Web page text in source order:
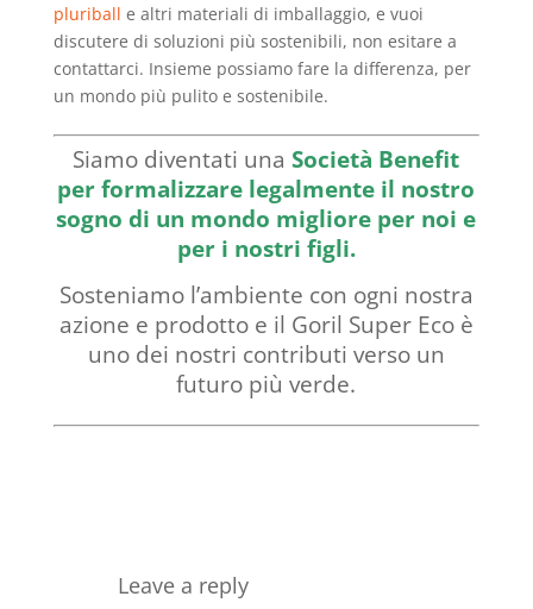
pluriball e altri materiali di imballaggio, e vuoi
discutere di soluzioni più sostenibili, non esitare a
contattarci. Insieme possiamo fare la differenza, per
un mondo più pulito e sostenibile.
Siamo diventati unaSocietà Benefit
per formalizzare legalmente il nostro
sogno di un mondo migliore per noi e
per i nostri figli.
Sosteniamo l’ambiente con ogni nostra
azione e prodotto e il Goril Super Eco è
uno dei nostri contributi verso un
futuro più verde.
Leave a reply